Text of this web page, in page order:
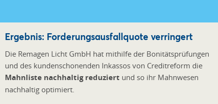
Ergebnis: Forderungsausfallquote verringert
Die Remagen Licht GmbH hat mithilfe der Bonitätsprüfungen
und des kundenschonenden Inkassos von Creditreform die
Mahnliste nachhaltig reduziert und so ihr Mahnwesen
nachhaltig optimiert.